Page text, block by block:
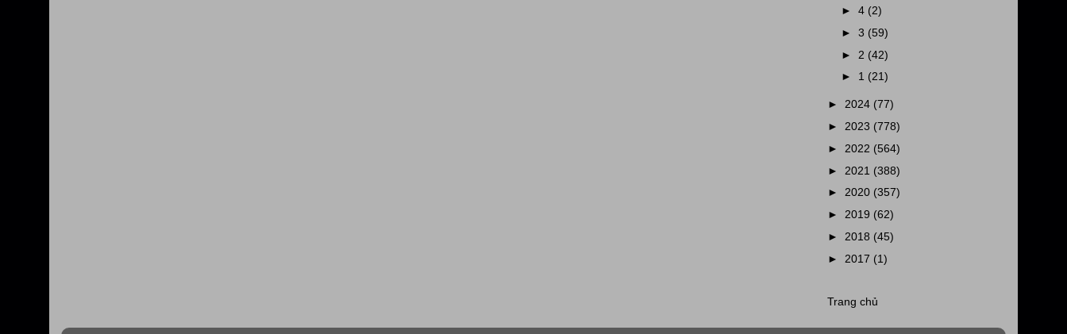
►4 (2)
►3 (59)
► 2 (42)
► 1 (21)
► 2024 (77)
► 2023 (778)
► 2022 (564)
► 2021 (388)
► 2020 (357)
► 2019 (62)
► 2018 (45)
► 2017 (1)
Trang chủ